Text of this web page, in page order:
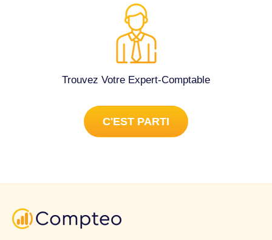
Trouvez Votre Expert-Comptable
C'EST PARTI